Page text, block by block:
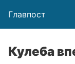
Главпост
Кулеба